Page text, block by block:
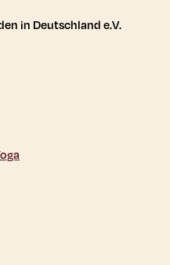
Links
in Deutschland e.V.